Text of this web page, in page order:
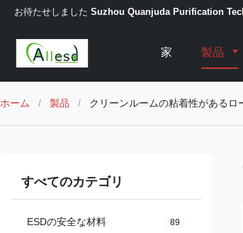
お待たせしました Suzhou Quanjuda Purification
家 製品
ホーム / 製品 / クリーンルームの粘着性があるロ
すべてのカテゴリ
ESDの安全な材料 89